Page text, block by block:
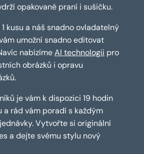
opakované praní i sušičku.
kusu a náš snadno ovladatelný
umožní snadno editovat
nabízímeAI technologii pro
obrázků i opravu
je vám k dispozici 19 hodin
a rád vám poradí s každým
Vytvořte si originální
a dejte svému stylu nový